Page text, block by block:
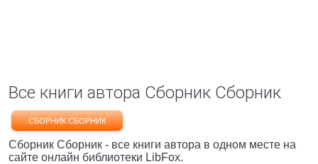
Все книги автора Сборник Сборник
СБОРНИК СБОРНИК
Сборник Сборник - все книги автора в одном месте на
сайте онлайн библиотеки LibFox.